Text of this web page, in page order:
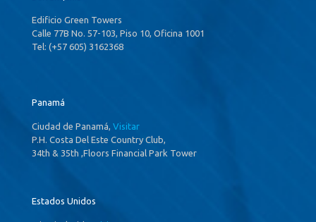
Edificio Green Towers
Calle 77B No. 57-103, Piso 10, Oficina 1001
Tel: (+57 605) 3162368
Panamá
Ciudad de Panamá, Visitar
P.H. Costa Del Este Country Club,
34th & 35th ,Floors Financial Park Tower
Estados Unidos